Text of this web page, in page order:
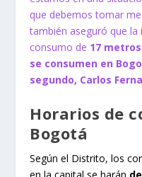
que debemos tomar
también aseguró que la
consumo de 17
se consumen en
segundo, Carlos
Horarios de
Bogotá
Según el Distrito, los